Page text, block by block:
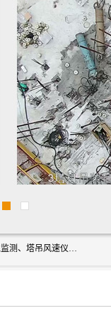
上海融瑞环保科技有限公司是吊钩可视化、塔吊黑匣子、扬尘监测系统、塔吊监控系统、扬尘环境监测、塔吊风速仪、楼层呼叫器、主令控制器、人脸识别、风速仪等一系列环保设备的研发生产销售为一体的专业化公司。